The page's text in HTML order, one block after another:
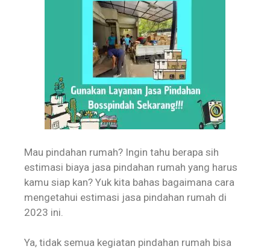
Mau pindahan rumah? Ingin tahu berapa sih
estimasi biaya jasa pindahan rumah yang harus
kamu siap kan? Yuk kita bahas bagaimana cara
mengetahui estimasi jasa pindahan rumah di
2023 ini.
Ya, tidak semua kegiatan pindahan rumah bisa